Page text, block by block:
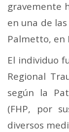
gravemente
en una de
Palmetto, en
El individuo
Regional
según la
(FHP, por
diversos